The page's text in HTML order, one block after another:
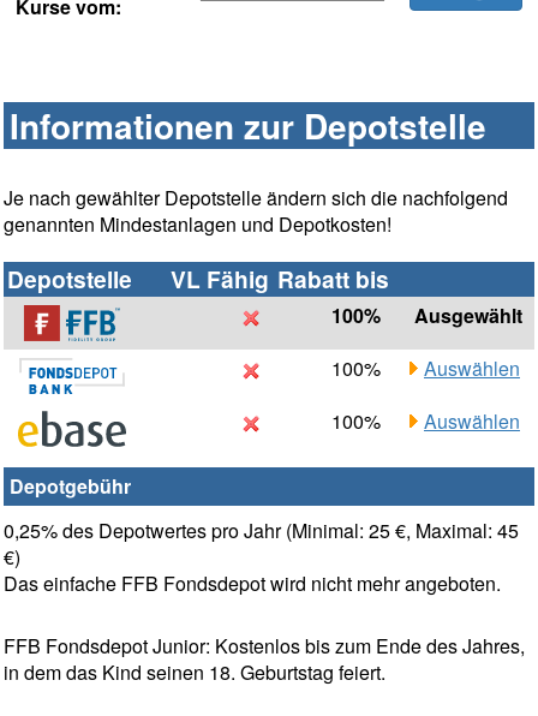
Kurse vom:
Informationen zur Depotstelle
Je nach gewählter Depotstelle ändern sich die nachfolgend
genannten Mindestanlagen und Depotkosten!
Depotstelle VL Fähig Rabatt bis
100%
Ausgewählt
100%
Auswählen
100%
Auswählen
Depotgebühr
0,25% des Depotwertes pro Jahr (Minimal: 25 €, Maximal: 45
€)
Das einfache FFB Fondsdepot wird nicht mehr angeboten.
FFB Fondsdepot Junior: Kostenlos bis zum Ende des Jahres,
in dem das Kind seinen 18. Geburtstag feiert.